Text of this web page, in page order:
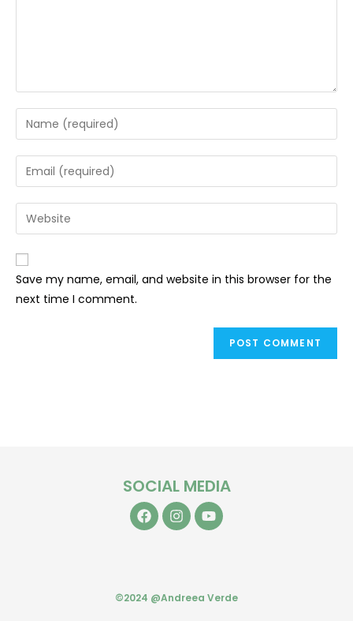
Save my name, email, and website in this browser for the
next time I comment.
SOCIAL MEDIA
©2024 @Andreea Verde